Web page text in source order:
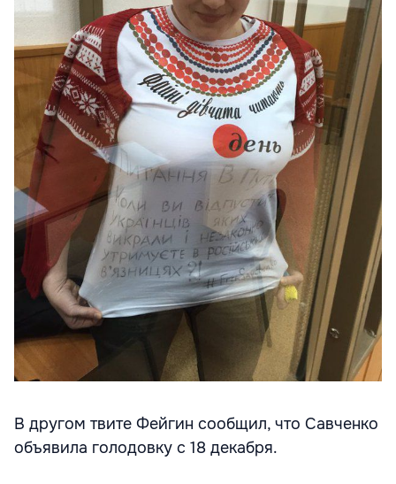
В другом твите Фейгин сообщил, что Савченко
объявила голодовку с 18 декабря.